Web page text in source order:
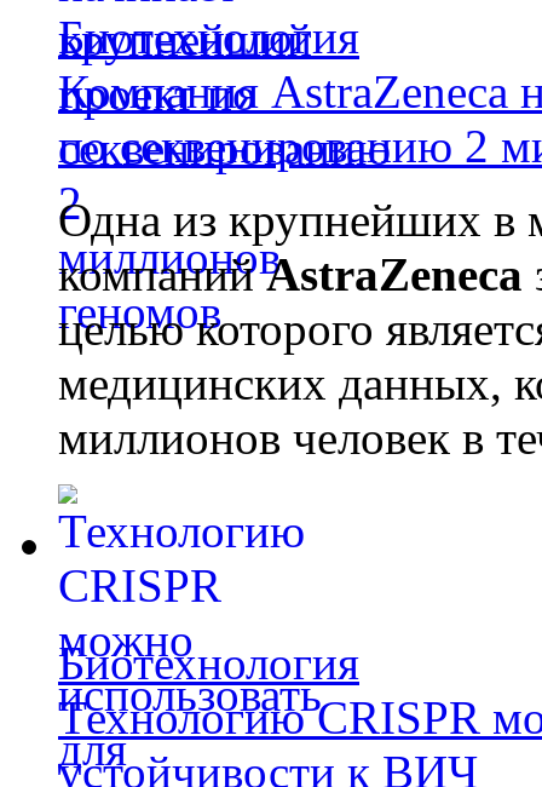
Биотехнология
Компания AstraZeneca
по секвенированию 2
Одна из крупнейших в
компанийAstraZeneca
целью которого
медицинских данных,
миллионов человек в
Биотехнология
Технологию CRISPR
устойчивости к ВИЧ